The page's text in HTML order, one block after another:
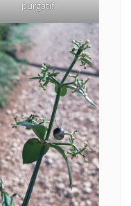
purgatif